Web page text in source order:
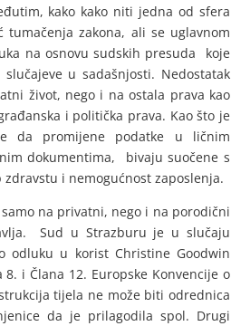
kako kako niti jedna od sfera
zakona, ali se uglavnom
na osnovu sudskih presuda koje
u sadašnjosti. Nedostatak
život, nego i na ostala prava kao
i politička prava. Kao što je
da promijene podatke u ličnim
dokumentima, bivaju suočene s
i nemogućnost zaposlenja.
na privatni, nego i na porodični
Sud u Strazburu je u slučaju
odluku u korist Christine Goodwin
i Člana 12. Europske Konvencije o
tijela ne može biti odrednica
da je prilagodila spol. Drugi